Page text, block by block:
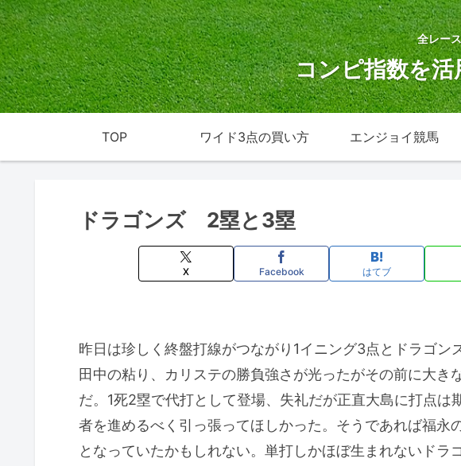
全レー
コンピ指数を
TOP ワイド3点の買い方 エンジョイ競馬
ドラゴンズ 2塁と3塁
X Facebook はてブ
昨日は珍しく終盤打線がつながり1イニング3点とドラゴン
田中の粘り、カリステの勝負強さが光ったがその前に大き
だ。1死2塁で代打として登場、失礼だが正直大島に打点は
者を進めるべく引っ張ってほしかった。そうであれば福永
となっていたかもしれない。単打しかほぼ生まれないドラ